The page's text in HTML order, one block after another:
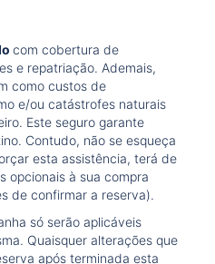
com cobertura de
e repatriação. Ademais,
como custos de
e/ou catástrofes naturais
Este seguro garante
Contudo, não se esqueça
esta assistência, terá de
opcionais à sua compra
de confirmar a reserva).
só serão aplicáveis
Quaisquer alterações que
após terminada esta